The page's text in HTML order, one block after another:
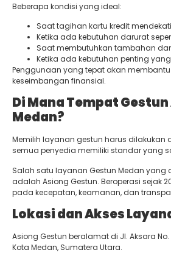
Beberapa kondisi yang ideal:
Saat tagihan kartu kredit
Ketika ada kebutuhan darurat
Saat membutuhkan tambahan
Ketika ada kebutuhan penting
Penggunaan yang tepat akan
keseimbangan finansial.
Di Mana Tempat
Medan?
Memilih layanan gestun harus dilakukan
semua penyedia memiliki standar yang
Salah satu layanan Gestun Medan yang
adalah Asiong Gestun. Beroperasi sejak
pada kecepatan, keamanan, dan
Lokasi dan Akses
Asiong Gestun beralamat di Jl. Aksara No.
Kota Medan, Sumatera Utara.